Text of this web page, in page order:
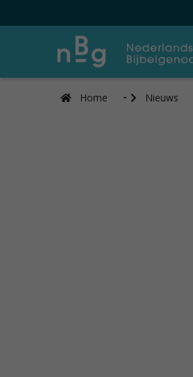
Home Nieuws